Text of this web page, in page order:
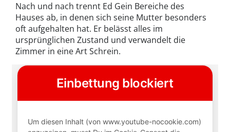
Nach und nach trennt Ed Gein Bereiche des
Hauses ab, in denen sich seine Mutter besonders
oft aufgehalten hat. Er belässt alles im
ursprünglichen Zustand und verwandelt die
Zimmer in eine Art Schrein.